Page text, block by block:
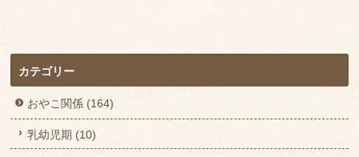
カテゴリー
おやこ関係 (164)
乳幼児期 (10)